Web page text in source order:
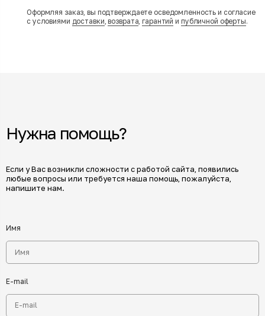
Оформляя заказ, вы подтверждаете осведомленность и согласие
с условиями доставки,возврата,гарантий и публичной оферты.
Нужна помощь?
Если у Вас возникли сложности с работой сайта, появились
любые вопросы или требуется наша помощь, пожалуйста,
напишите нам.
Имя
E-mail